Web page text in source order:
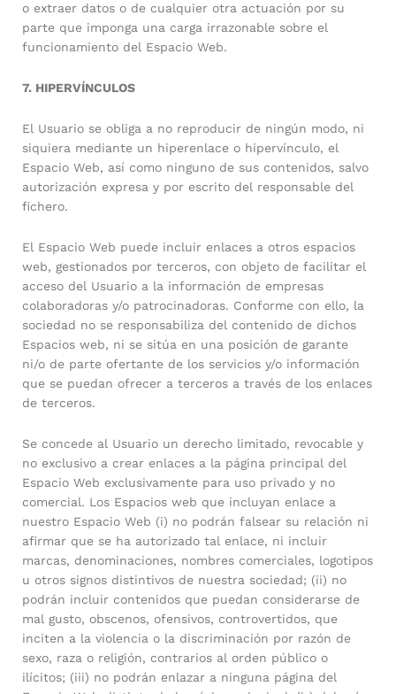
o extraer datos o de cualquier otra actuación por su
parte que imponga una carga irrazonable sobre el
funcionamiento del Espacio Web.
7. HIPERVÍNCULOS
El Usuario se obliga a no reproducir de ningún modo, ni
siquiera mediante un hiperenlace o hipervínculo, el
Espacio Web, así como ninguno de sus contenidos, salvo
autorización expresa y por escrito del responsable del
fichero.
El Espacio Web puede incluir enlaces a otros espacios
web, gestionados por terceros, con objeto de facilitar el
acceso del Usuario a la información de empresas
colaboradoras y/o patrocinadoras. Conforme con ello, la
sociedad no se responsabiliza del contenido de dichos
Espacios web, ni se sitúa en una posición de garante
ni/o de parte ofertante de los servicios y/o información
que se puedan ofrecer a terceros a través de los enlaces
de terceros.
Se concede al Usuario un derecho limitado, revocable y
no exclusivo a crear enlaces a la página principal del
Espacio Web exclusivamente para uso privado y no
comercial. Los Espacios web que incluyan enlace a
nuestro Espacio Web (i) no podrán falsear su relación ni
afirmar que se ha autorizado tal enlace, ni incluir
marcas, denominaciones, nombres comerciales, logotipos
u otros signos distintivos de nuestra sociedad; (ii) no
podrán incluir contenidos que puedan considerarse de
mal gusto, obscenos, ofensivos, controvertidos, que
inciten a la violencia o la discriminación por razón de
sexo, raza o religión, contrarios al orden público o
ilícitos; (iii) no podrán enlazar a ninguna página del